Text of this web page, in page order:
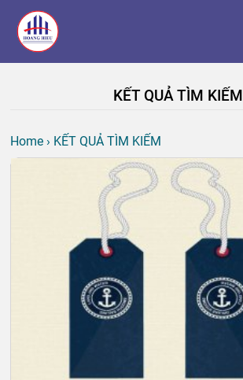
KẾT QUẢ TÌM KIẾM
Home › KẾT QUẢ TÌM KIẾM